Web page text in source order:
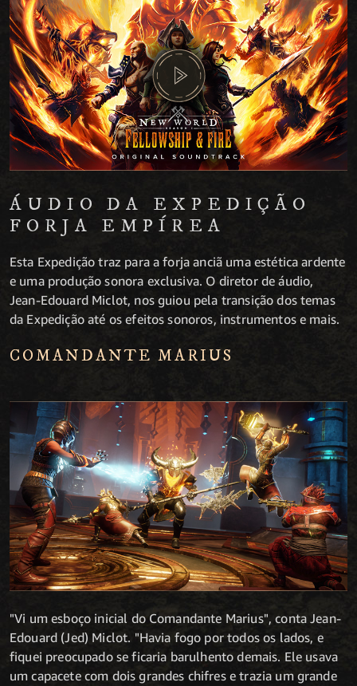
ÁUDIO DA EXPEDIÇÃO
FORJA EMPÍREA
Esta Expedição traz para a forja anciã uma estética ardente
e uma produção sonora exclusiva. O diretor de áudio,
Jean-Edouard Miclot, nos guiou pela transição dos temas
da Expedição até os efeitos sonoros, instrumentos e mais.
COMANDANTE MARIUS
"Vi um esboço inicial do Comandante Marius", conta Jean-
Edouard (Jed) Miclot. "Havia fogo por todos os lados, e
fiquei preocupado se ficaria barulhento demais. Ele usava
um capacete com dois grandes chifres e trazia um grande